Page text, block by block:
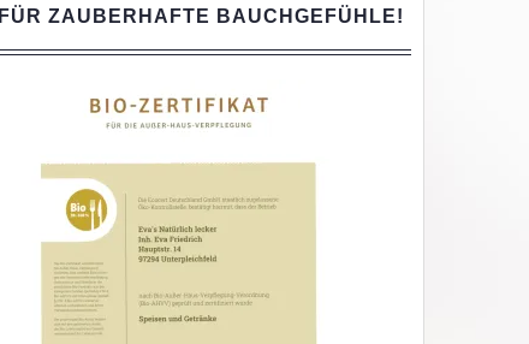
FÜR ZAUBERHAFTE BAUCHGEFÜHLE!